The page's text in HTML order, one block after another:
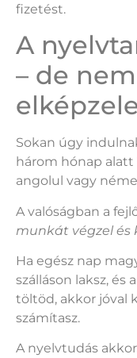
fizetést.
A
– de
Sokan úgy
három hónap
angolul vagy
A valóságban a
munkát végzel és
Ha egész nap
szálláson laksz, és
töltöd, akkor jóval
számítasz.
A nyelvtudás